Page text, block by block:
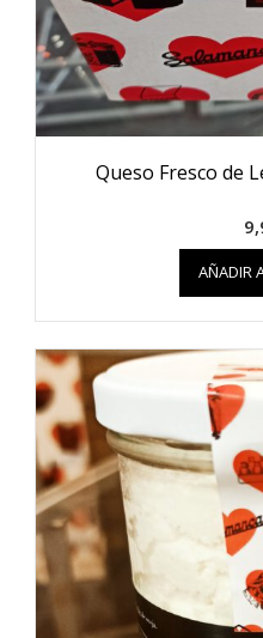
Queso Fresco de
AÑADIR